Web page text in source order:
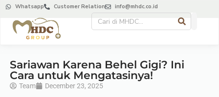
Whatsapp Customer Relation info@mhdc.co.id
Sariawan Karena Behel Gigi? Ini
Cara untuk Mengatasinya!
Team December 23, 2025